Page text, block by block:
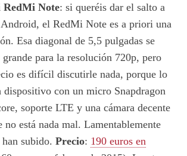
RedMi Note: si queréis dar el salto a
el RedMi Note es a priori una
Esa diagonal de 5,5 pulgadas se
grande para la resolución 720p, pero
es difícil discutirle nada, porque lo
dispositivo con un micro Snapdragon
soporte LTE y una cámara decente
no está nada mal. Lamentablemente
subido. Precio: 190 euros en